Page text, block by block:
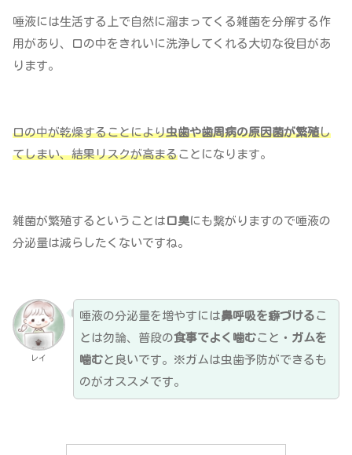
唾液には生活する上で自然に溜まってくる雑菌を分解する作
用があり、口の中をきれいに洗浄してくれる大切な役目があ
ります。
口の中が乾燥することにより虫歯や歯周病の原因菌が繁殖し
てしまい、結果リスクが高まることになります。
雑菌が繁殖するということは 口臭にも繋がりますので唾液の
分泌量は減らしたくないですね。
レイ
唾液の分泌量を増やすには鼻呼吸を癖づける こ
とは勿論、普段の食事でよく噛むこと・ ガムを
噛むと良いです。※ガムは虫歯予防ができるも
のがオススメです。